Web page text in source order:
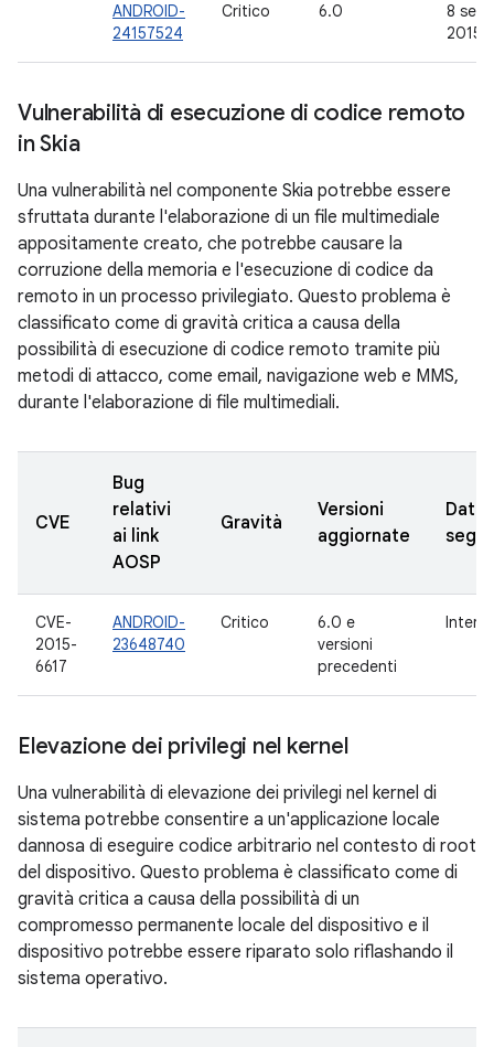
ANDROID-
24157524
Critico 6.0
8
2015
Vulnerabilità di esecuzione di codice remoto
in Skia
Una vulnerabilità nel componente Skia potrebbe essere
sfruttata durante l'elaborazione di un file multimediale
appositamente creato, che potrebbe causare la
corruzione della memoria e l'esecuzione di codice da
remoto in un processo privilegiato. Questo problema è
classificato come di gravità critica a causa della
possibilità di esecuzione di codice remoto tramite più
metodi di attacco, come email, navigazione web e MMS,
durante l'elaborazione di file multimediali.
CVE
Bug
relativi
ai link
AOSP
Gravità
Versioni
aggiornate
Data
CVE-
2015-
6617
ANDROID-
23648740
Critico
6.0 e
versioni
precedenti
Elevazione dei privilegi nel kernel
Una vulnerabilità di elevazione dei privilegi nel kernel di
sistema potrebbe consentire a un'applicazione locale
dannosa di eseguire codice arbitrario nel contesto di root
del dispositivo. Questo problema è classificato come di
gravità critica a causa della possibilità di un
compromesso permanente locale del dispositivo e il
dispositivo potrebbe essere riparato solo riflashando il
sistema operativo.